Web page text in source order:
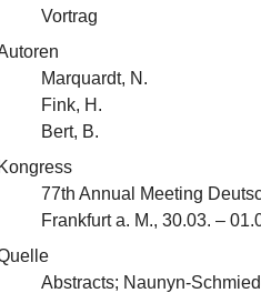
Vortrag
Marquardt, N.
Fink, H.
Bert, B.
Kongress
77th Annual Meeting
Frankfurt a. M., 30.03. –
Abstracts; Naunyn-